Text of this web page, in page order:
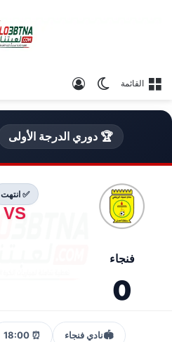
القائمة الوضع المظلم
🏆 دوري الدرجة الأولى
فنجاء
0
✅ انتهت
VS
🏟️نادي فنجاء ⏰ 18:00